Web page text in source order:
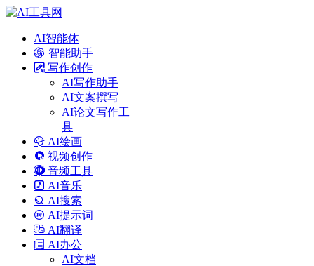
AI智能体
智能助手
写作创作
AI写作助手
AI文案撰写
AI论文写作工
具
AI绘画
视频创作
音频工具
AI音乐
AI搜索
AI提示词
AI翻译
AI办公
AI文档